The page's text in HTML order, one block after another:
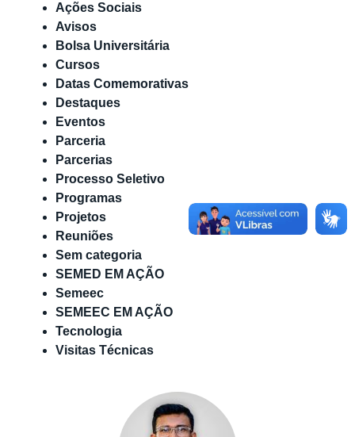
Ações Sociais
Avisos
Bolsa Universitária
Cursos
Datas Comemorativas
Destaques
Eventos
Parceria
Parcerias
Processo Seletivo
Programas
Projetos
Reuniões
Sem categoria
SEMED EM AÇÃO
Semeec
SEMEEC EM AÇÃO
Tecnologia
Visitas Técnicas